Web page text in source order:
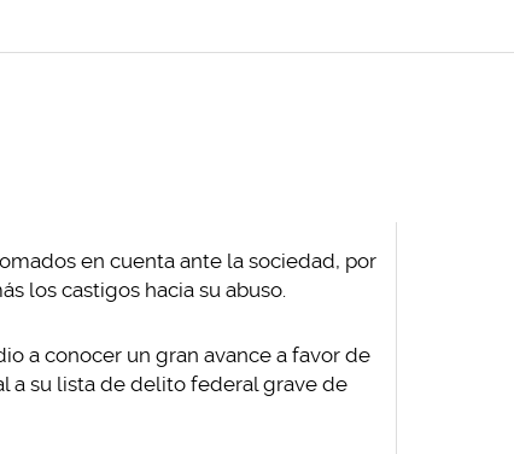
en cuenta ante la sociedad, por
los castigos hacia su abuso.
a conocer un gran avance a favor de
a su lista de delito federal grave de